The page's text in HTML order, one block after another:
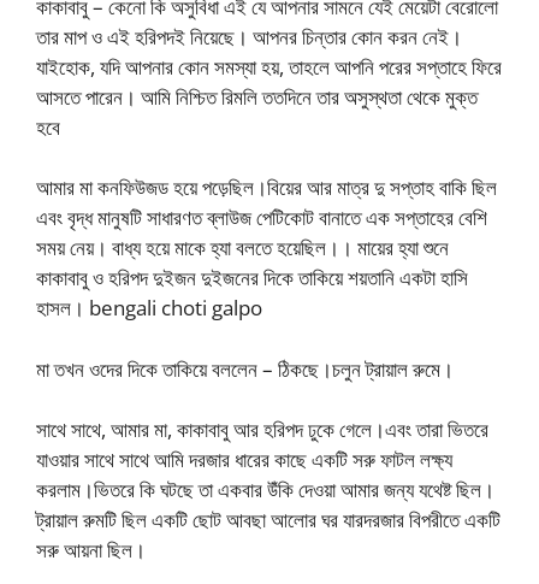
কাকাবাবু – কেনো কি অসুবিধা এই যে আপনার সামনে যেই মেয়েটা বেরোলো
তার মাপ ও এই হরিপদই নিয়েছে। আপনর চিন্তার কোন করন নেই।
যাইহোক, যদি আপনার কোন সমস্যা হয়, তাহলে আপনি পরের সপ্তাহে ফিরে
আসতে পারেন। আমি নিশ্চিত রিমলি ততদিনে তার অসুস্থতা থেকে মুক্ত
হবে
আমার মা কনফিউজড হয়ে পড়েছিল।বিয়ের আর মাত্র দু সপ্তাহ বাকি ছিল
এবং বৃদ্ধ মানুষটি সাধারণত ব্লাউজ পেটিকোট বানাতে এক সপ্তাহের বেশি
সময় নেয়। বাধ্য হয়ে মাকে হ্যা বলতে হয়েছিল।। মায়ের হ্যা শুনে
কাকাবাবু ও হরিপদ দুইজন দুইজনের দিকে তাকিয়ে শয়তানি একটা হাসি
হাসল। bengali choti galpo
মা তখন ওদের দিকে তাকিয়ে বললেন – ঠিকছে।চলুন ট্রায়াল রুমে।
সাথে সাথে, আমার মা, কাকাবাবু আর হরিপদ ঢুকে গেলে।এবং তারা ভিতরে
যাওয়ার সাথে সাথে আমি দরজার ধারের কাছে একটি সরু ফাটল লক্ষ্য
করলাম।ভিতরে কি ঘটছে তা একবার উঁকি দেওয়া আমার জন্য যথেষ্ট ছিল।
ট্রায়াল রুমটি ছিল একটি ছোট আবছা আলোর ঘর যারদরজার বিপরীতে একটি
সরু আয়না ছিল।